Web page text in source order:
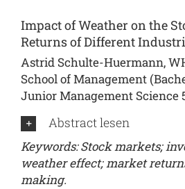
Impact of Weather on the
Returns of Different
Astrid Schulte-Huermann,
School of Management
Junior Management Science
Abstract lesen
Keywords: Stock markets;
weather effect; market
making.